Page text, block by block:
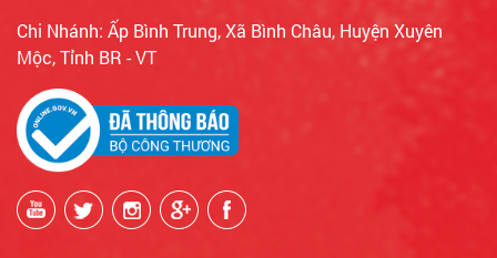
Chi Nhánh: Ấp Bình Trung, Xã Bình Châu, Huyện Xuyên
Mộc, Tỉnh BR - VT